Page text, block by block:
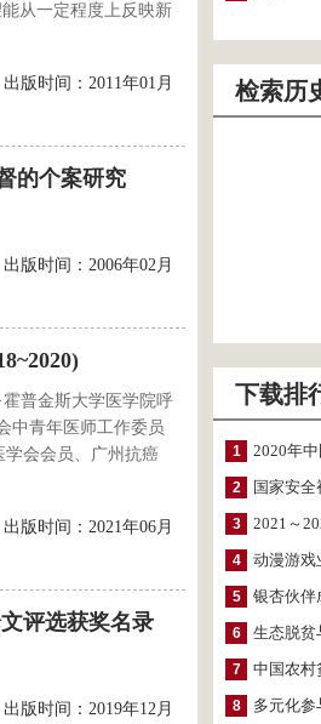
从一定程度上反映新
出版时间：2011年01月
的个案研究
出版时间：2006年02月
霍普金斯大学医学院呼
中青年医师工作委员
会会员、广州抗癌
出版时间：2021年06月
评选获奖名录
出版时间：2019年12月
检索历
下载排
1 2020年
2 国家安全视域
3 2021～
4 动漫游戏
5 银杏伙伴
6 生态脱贫
7 中国农村
8 多元化参与，